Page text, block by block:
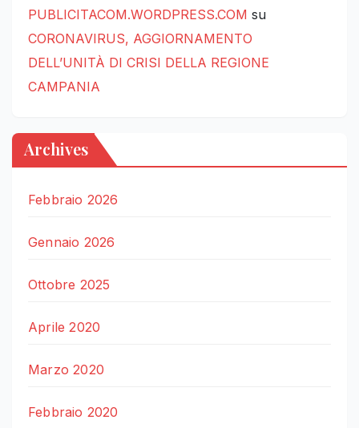
PUBLICITACOM.WORDPRESS.COM su
CORONAVIRUS, AGGIORNAMENTO
DELL’UNITÀ DI CRISI DELLA REGIONE
CAMPANIA
Archives
Febbraio 2026
Gennaio 2026
Ottobre 2025
Aprile 2020
Marzo 2020
Febbraio 2020